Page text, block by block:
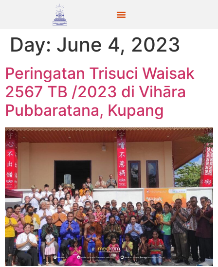
Day: June 4, 2023
Peringatan Trisuci Waisak
2567 TB /2023 di Vihāra
Pubbaratana, Kupang